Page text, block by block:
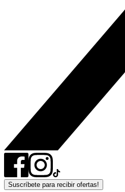
Suscríbete para recibir ofertas!